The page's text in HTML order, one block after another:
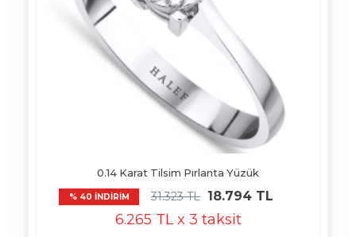
0.14 Karat Tilsim Pırlanta Yüzük
% 40 İNDİRİM 31.323 TL 18.794 TL
6.265 TL x 3 taksit